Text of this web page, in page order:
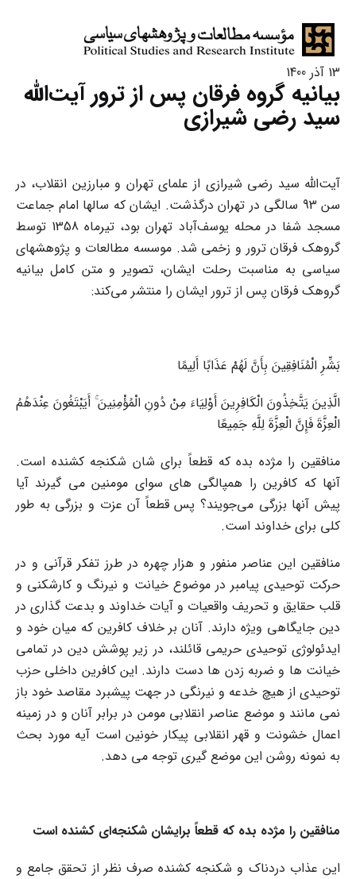
13 آذر 1400
بیانیه گروه فرقان پس از ترور آیت‌الله
سید رضی شیرازی
آیت‌الله سید رضی شیرازی از علمای تهران و مبارزین انقلاب، در
سن 93 سالگی در تهران درگذشت. ایشان که سالها امام جماعت
مسجد شفا در محله یوسف‌آباد تهران بود، تیرماه 1358 توسط
گروهک فرقان ترور و زخمی شد. موسسه مطالعات و پژوهشهای
سیاسی به مناسبت رحلت ایشان، تصویر و متن کامل بیانیه
گروهک فرقان پس از ترور ایشان را منتشر می‌کند:
بَشِّرِ الْمُنَافِقِینَ بِأَنَّ لَهُمْ عَذَابًا أَلِیمًا
الَّذِینَ یَتَّخِذُونَ الْکَافِرِینَ أَوْلِیَاءَ مِنْ دُونِ الْمُؤْمِنِینَ ۚ أَیَبْتَغُونَ عِنْدَهُمُ
الْعِزَّةَ فَإِنَّ الْعِزَّةَ لِلَّهِ جَمِیعًا
منافقین را مژده بده که قطعاً برای شان شکنجه کشنده است.
آنها که کافرین را همپالگی های سوای مومنین می گیرند آیا
پیش آنها بزرگی می‌جویند؟ پس قطعاً آن عزت و بزرگی به طور
کلی برای خداوند است.
منافقین این عناصر منفور و هزار چهره در طرز تفکر قرآنی و در
حرکت توحیدی پیامبر در موضوع خیانت و نیرنگ و کارشکنی و
قلب حقایق و تحریف واقعیات و آیات خداوند و بدعت گذاری در
دین جایگاهی ویژه دارند. آنان بر خلاف کافرین که میان خود و
ایدئولوژی توحیدی حریمی قائلند، در زیر پوشش دین در تمامی
خیانت ها و ضربه زدن ها دست دارند. این کافرین داخلی حزب
توحیدی از هیچ خدعه و نیرنگی در جهت پیشبرد مقاصد خود باز
نمی مانند و موضع عناصر انقلابی مومن در برابر آنان و در زمینه
اعمال خشونت و قهر انقلابی پیکار خونین است آیه مورد بحث
به نمونه روشن این موضع گیری توجه می دهد.
منافقین را مژده بده که قطعاً برایشان شکنجه‌ای کشنده است
این عذاب دردناک و شکنجه کشنده صرف نظر از تحقق جامع و